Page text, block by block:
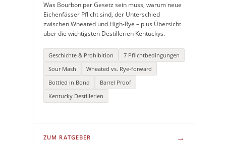
Was Bourbon per Gesetz sein muss, warum neue
Eichenfässer Pflicht sind, der Unterschied
zwischen Wheated und High-Rye – plus Übersicht
über die wichtigsten Destillerien Kentuckys.
Geschichte & Prohibition
7 Pflichtbedingungen
Sour Mash
Wheated vs. Rye-forward
Bottled in Bond
Barrel Proof
Kentucky Destillerien
ZUM RATGEBER →